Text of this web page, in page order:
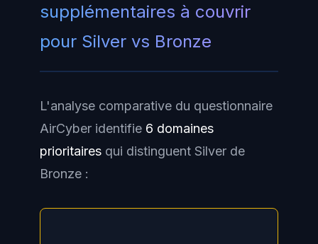
supplémentaires à couvrir
pour Silver vs Bronze
L'analyse comparative du questionnaire
AirCyber identifie 6 domaines
prioritaires qui distinguent Silver de
Bronze :